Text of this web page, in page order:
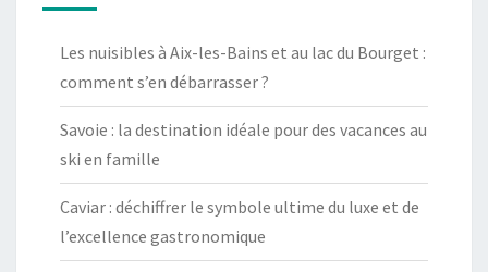
Les nuisibles à Aix-les-Bains et au lac du Bourget :
comment s’en débarrasser ?
Savoie : la destination idéale pour des vacances au
ski en famille
Caviar : déchiffrer le symbole ultime du luxe et de
l’excellence gastronomique